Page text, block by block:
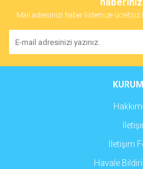
Ürün bilgilerinde hatalar
Ürün fiyatı diğer sitelerden daha
Bu ürüne benzer farklı
Mail adresinizi haber listemize ücretsiz
İletişim
Havale